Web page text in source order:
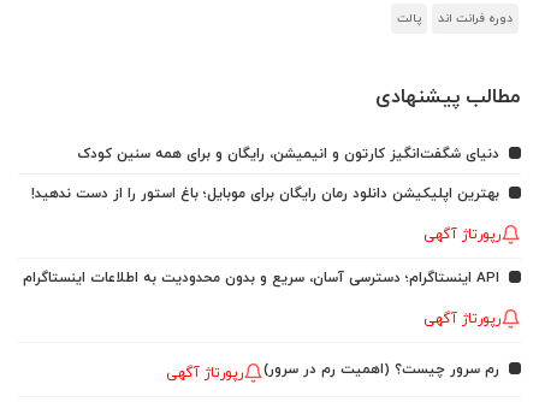
دوره فرانت اند پالت
مطالب پیشنهادی
دنیای شگفت‌انگیز کارتون و انیمیشن، رایگان و برای همه سنین کودک
بهترین اپلیکیشن دانلود رمان رایگان برای موبایل؛ باغ استور را از دست ندهید!
رپورتاژ آگهی
API اینستاگرام؛ دسترسی آسان، سریع و بدون محدودیت به اطلاعات اینستاگرام
رپورتاژ آگهی
رم سرور چیست؟ (اهمیت رم در سرور) رپورتاژ آگهی